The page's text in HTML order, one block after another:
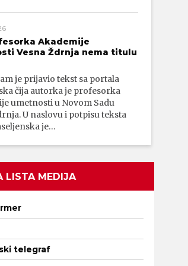
Akademije
Vesna Ždrnja nema titulu
je prijavio tekst sa portala
čija autorka je profesorka
umetnosti u Novom Sadu
U naslovu i potpisu teksta
je…
LISTA MEDIJA
telegraf